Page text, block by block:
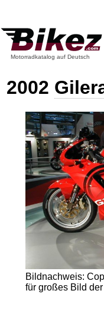
Motorradkatalog auf Deutsch
2002
Bildnachweis:
für großes Bild